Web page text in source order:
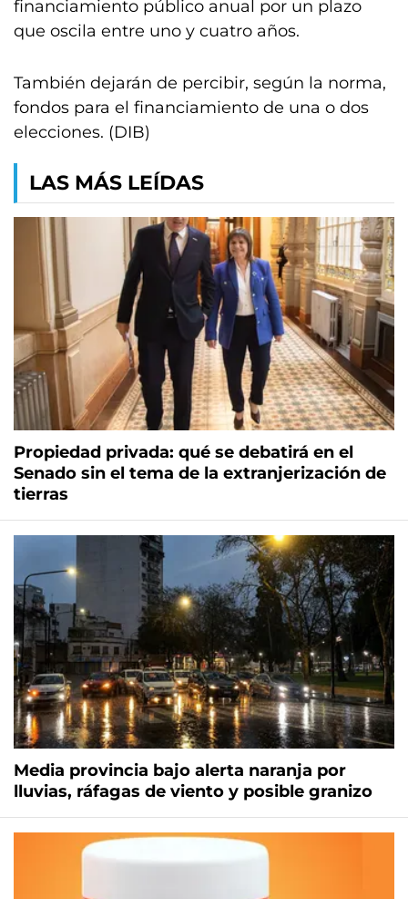
financiamiento público anual por un plazo
que oscila entre uno y cuatro años.
También dejarán de percibir, según la norma,
fondos para el financiamiento de una o dos
elecciones. (DIB)
LAS MÁS LEÍDAS
Propiedad privada: qué se debatirá en el
Senado sin el tema de la extranjerización de
tierras
Media provincia bajo alerta naranja por
lluvias, ráfagas de viento y posible granizo